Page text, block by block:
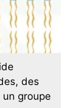
des
groupe